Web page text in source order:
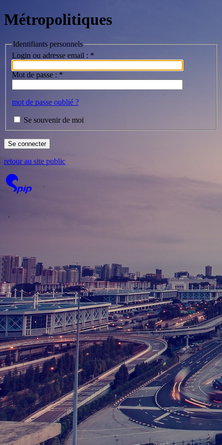
Métropolitiques
Identifiants personnels
Login ou adresse email : *
Mot de passe : *
mot de passe oublié ?
Se souvenir de moi
retour au site public